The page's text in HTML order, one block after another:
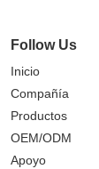
Follow Us
Inicio
Compañía
Productos
OEM/ODM
Apoyo